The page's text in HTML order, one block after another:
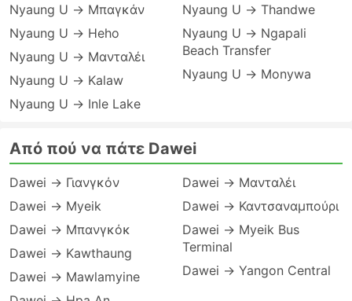
Nyaung U → Μπαγκάν
Nyaung U → Heho
Nyaung U → Μανταλέι
Nyaung U → Kalaw
Nyaung U → Inle Lake
Nyaung U → Thandwe
Nyaung U → Ngapali
Beach Transfer
Nyaung U → Monywa
Από πού να πάτε Dawei
Dawei → Γιανγκόν
Dawei → Myeik
Dawei → Μπανγκόκ
Dawei → Kawthaung
Dawei → Mawlamyine
Dawei → Μανταλέι
Dawei → Καντσαναμπούρι
Dawei → Myeik Bus
Terminal
Dawei → Yangon Central